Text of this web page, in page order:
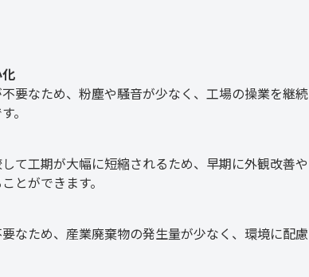
要なため、粉塵や騒音が少なく、工場の操業を継続
。
て工期が大幅に短縮されるため、早期に外観改善や
とができます。
なため、産業廃棄物の発生量が少なく、環境に配慮